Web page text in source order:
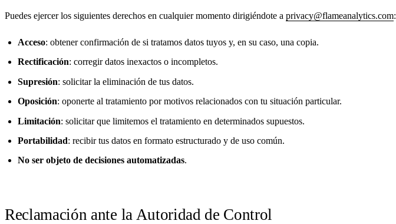
Puedes ejercer los siguientes derechos en cualquier momento dirigiéndote a privacy@flameanalytics.com:
Acceso: obtener confirmación de si tratamos datos tuyos y, en su caso, una copia.
Rectificación: corregir datos inexactos o incompletos.
Supresión: solicitar la eliminación de tus datos.
Oposición: oponerte al tratamiento por motivos relacionados con tu situación particular.
Limitación: solicitar que limitemos el tratamiento en determinados supuestos.
Portabilidad: recibir tus datos en formato estructurado y de uso común.
No ser objeto de decisiones automatizadas.
Reclamación ante la Autoridad de Control